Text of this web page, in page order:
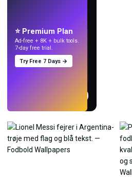
Prøv
⭐ Premium Plan
Ad-free + 8K + bulk tools.
7-day free trial.
Try Free 7 Days →